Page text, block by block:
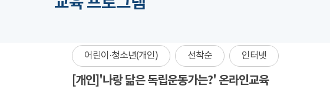
어린이·청소년(개인) 선착순 인터넷
[개인]'나랑 닮은 독립운동가는?' 온라인교육